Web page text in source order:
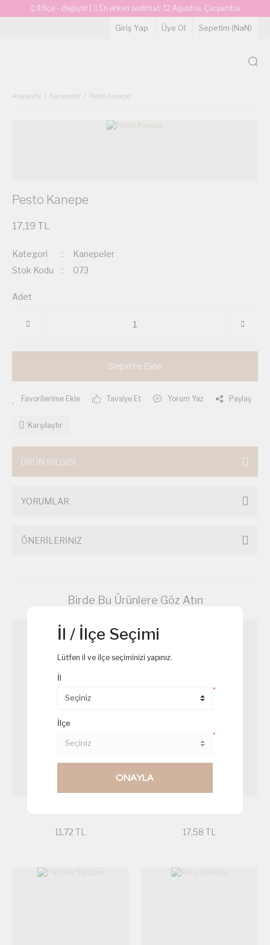
İl/İlçe - değiştir En erken teslimat: 12 Ağustos, Çarşamba
Giriş Yap Üye Ol Sepetim (NaN)
Anasayfa Kanepeler Pesto Kanepe
Pesto Kanepe
17,19 TL
Kategori
Kanepeler
Stok Kodu
073
Adet
Sepete Ekle
Tavsiye Et Yorum Yaz Paylaş
Karşılaştır
ÜRÜN BİLGİSİ
YORUMLAR
ÖNERİLERİNİZ
Birde Bu Ürünlere Göz Atın
11,72 TL 17,58 TL
İl / İlçe Seçimi
Lütfen il ve ilçe seçiminizi yapınız.
İl
*
İlçe
*
ONAYLA